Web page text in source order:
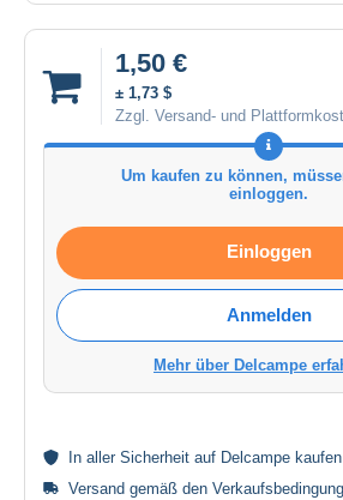
1,50 €
± 1,73 $
Zzgl. Versand- und
Um kaufen zu können,
einloggen.
Einloggen
Anmelden
Mehr über Delcampe
In aller Sicherheit auf Delcampe kaufen
Versand gemäß den